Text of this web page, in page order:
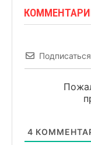
Подписаться
4